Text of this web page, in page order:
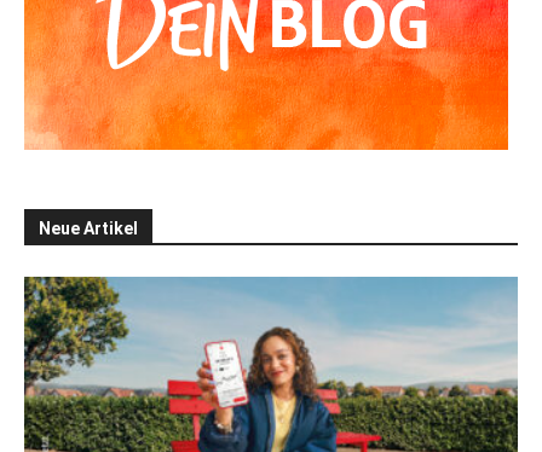
Neue Artikel